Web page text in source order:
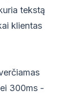
tekstą
klientas
300ms -